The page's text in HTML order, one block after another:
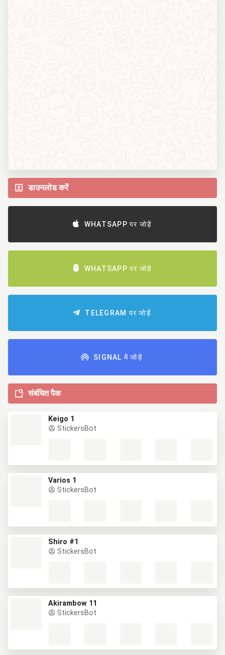
डाउनलोड करें
WHATSAPP पर जोड़ें
WHATSAPP पर जोड़ें
TELEGRAM पर जोड़ें
SIGNAL में जोड़ें
संबंधित पैक
Keigo 1
StickersBot
Varios 1
StickersBot
Shiro #1
StickersBot
Akirambow 11
StickersBot